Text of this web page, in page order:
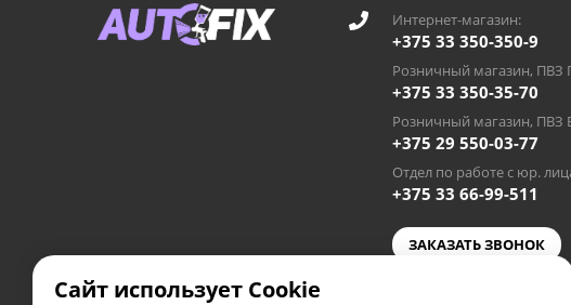
Интернет-магазин:
+375 33 350-350-9
Розничный магазин, ПВЗ
+375 33 350-35-70
Розничный магазин, ПВЗ
+375 29 550-03-77
Отдел по работе с юр.
+375 33 66-99-511
ЗАКАЗАТЬ ЗВОНОК
Сайт использует Cookie